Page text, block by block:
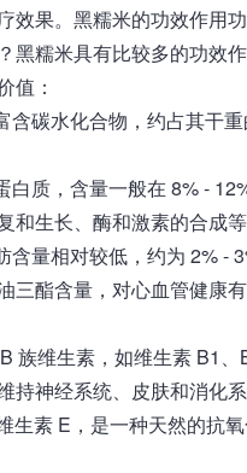
效果。黑糯米的功效作用
黑糯米具有比较多的功效
值：
含碳水化合物，约占其干
白质，含量一般在 8% -
和生长、酶和激素的合成等
含量相对较低，约为 2% -
酯含量，对心血管健康有
族维生素，如维生素 B1
持神经系统、皮肤和消化系
生素 E，是一种天然的抗